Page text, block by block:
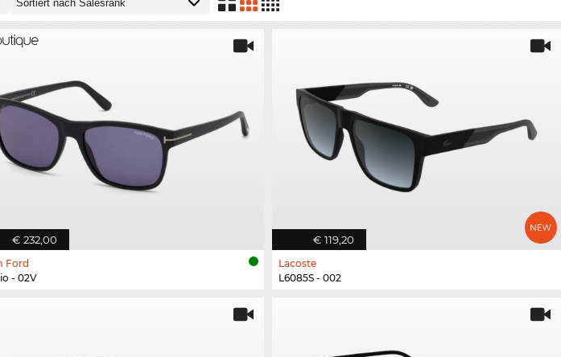
€ 232,00
Ford
- 02V
€ 119,20
Lacoste
L6085S - 002